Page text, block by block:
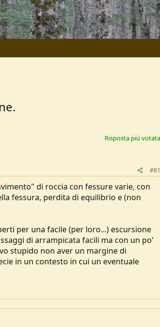
Risposta più votata
#81
di roccia con fessure varie, con
fessura, perdita di equilibrio e (non
per una facile (per loro...) escursione
di arrampicata facili ma con un po'
stupido non aver un margine di
in un contesto in cui un eventuale